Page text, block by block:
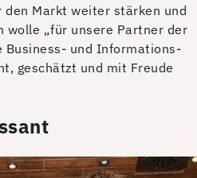
den Markt weiter stärken und
wolle „für unsere Partner der
Business- und Informations-
geschätzt und mit Freude